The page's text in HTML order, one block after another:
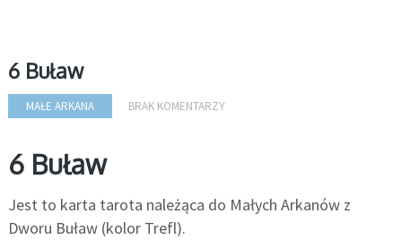
6 Buław
MAŁE ARKANA BRAK KOMENTARZY
6 Buław
Jest to karta tarota należąca do Małych Arkanów z
Dworu Buław (kolor Trefl).